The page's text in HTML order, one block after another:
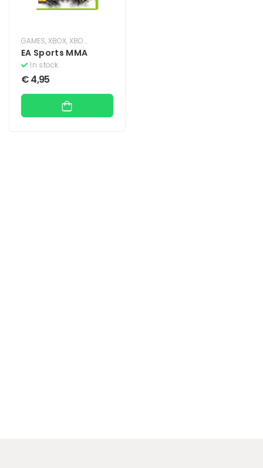
GAMES,XBOX,XBOX 360
EA Sports MMA
In stock
€4,95